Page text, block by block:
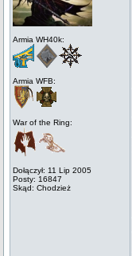
Armia WH40k:
Armia WFB:
War of the Ring:
Dołączył: 11 Lip 2005
Posty: 16847
Skąd: Chodzież